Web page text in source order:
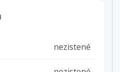
nezistené